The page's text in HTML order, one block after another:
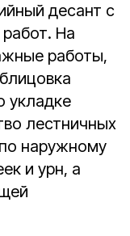
десант с
На
работы,
укладке
лестничных
наружному
и урн, а